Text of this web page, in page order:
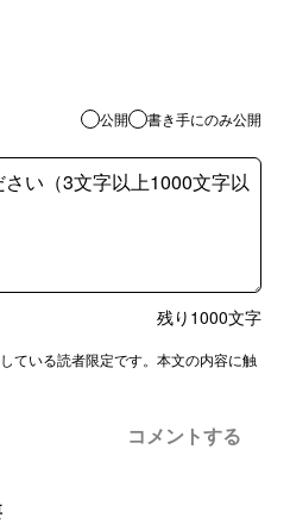
公開 書き手にのみ公開
残り 1000文字
ている読者限定です。本文の内容に触
コメントする